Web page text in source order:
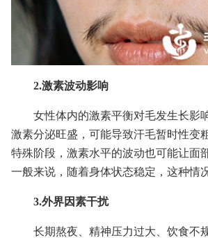
2.激素波动影响
女性体内的激素平衡对毛发生长影
激素分泌旺盛，可能导致汗毛暂时性变
特殊阶段，激素水平的波动也可能让面
一般来说，随着身体状态稳定，这种情
3.外界因素干扰
长期熬夜、精神压力过大、饮食不